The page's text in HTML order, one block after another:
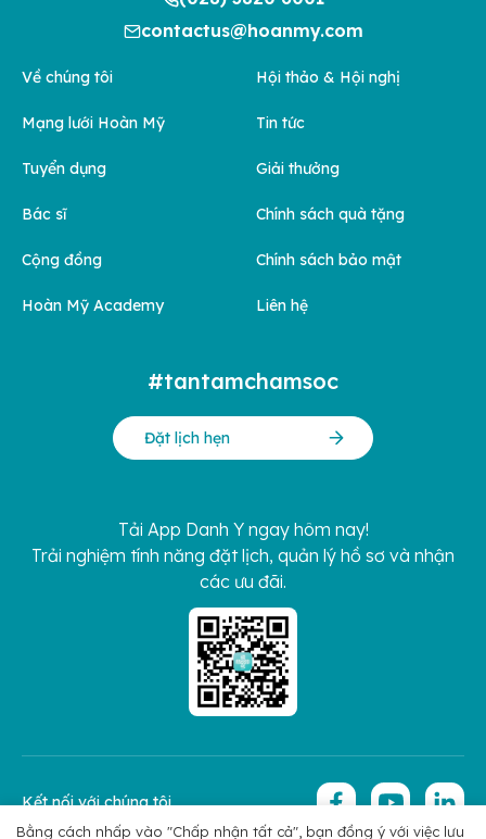
contactus@hoanmy.com
Về chúng tôi
Mạng lưới Hoàn Mỹ
Tuyển dụng
Bác sĩ
Cộng đồng
Hoàn Mỹ Academy
Hội thảo & Hội nghị
Tin tức
Giải thưởng
Chính sách quà tặng
Chính sách bảo mật
Liên hệ
#tantamchamsoc
Đặt lịch hẹn
Tải App Danh Y ngay hôm nay!
Trải nghiệm tính năng đặt lịch, quản lý hồ sơ và nhận
các ưu đãi.
Kết nối với chúng tôi
Bằng cách nhấp vào "Chấp nhận tất cả", bạn đồng ý với việc lưu